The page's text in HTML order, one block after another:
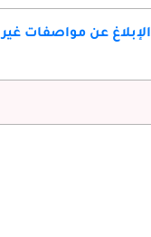
الإبلاغ عن مواصفات